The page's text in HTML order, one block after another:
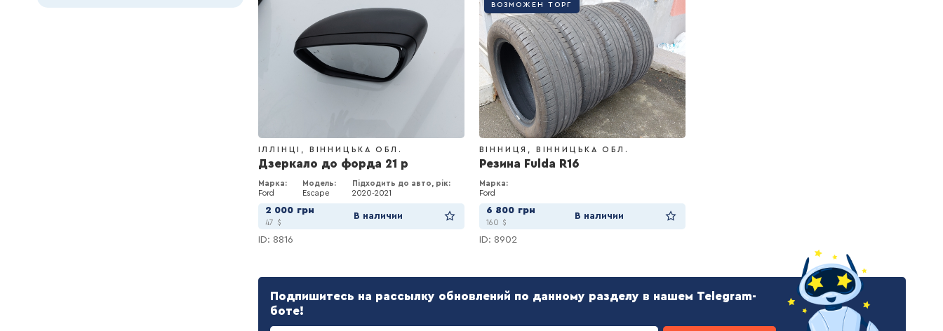
ІЛЛІНЦІ ВІННИЦЬКА ОБЛ.
Дзеркало до форда 21 р
Марка:
Ford
Модель:
Escape
Підходить до авто, рік:
2020 2021
47 $
2 000 грн
В наличии
ID: 8816
ВОЗМОЖЕН ТОРГ
ВІННИЦЯ ВІННИЦЬКА ОБЛ.
Резина Fulda R16
Марка:
Ford
160 $
6 800 грн
В наличии
ID: 8902
Подпишитесь на рассылку обновлений по данному разделу в нашем Telegram-
боте!